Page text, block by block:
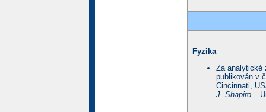
Fyzika
Za analytické
publikován v
Cincinnati,
J. Shapiro –